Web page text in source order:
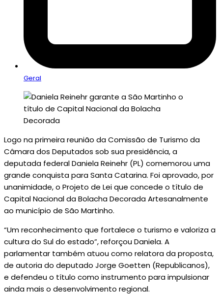
Geral
Logo na primeira reunião da Comissão de Turismo da
Câmara dos Deputados sob sua presidência, a
deputada federal Daniela Reinehr (PL) comemorou uma
grande conquista para Santa Catarina. Foi aprovado, por
unanimidade, o Projeto de Lei que concede o título de
Capital Nacional da Bolacha Decorada Artesanalmente
ao município de São Martinho.
“Um reconhecimento que fortalece o turismo e valoriza a
cultura do Sul do estado”, reforçou Daniela. A
parlamentar também atuou como relatora da proposta,
de autoria do deputado Jorge Goetten (Republicanos),
e defendeu o título como instrumento para impulsionar
ainda mais o desenvolvimento regional.